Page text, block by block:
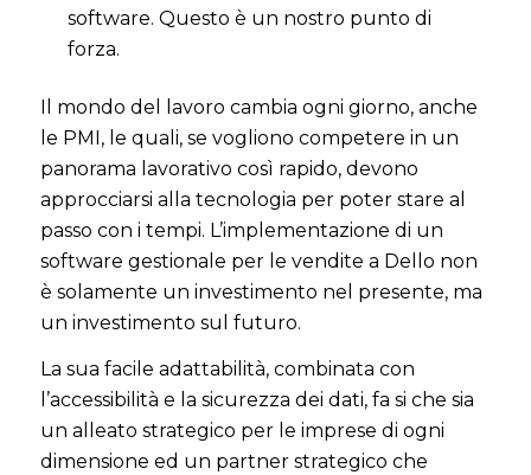
software. Questo è un nostro punto di
forza.
Il mondo del lavoro cambia ogni giorno, anche
le PMI, le quali, se vogliono competere in un
panorama lavorativo così rapido, devono
approcciarsi alla tecnologia per poter stare al
passo con i tempi. L’implementazione di un
software gestionale per le vendite a Dello non
è solamente un investimento nel presente, ma
un investimento sul futuro.
La sua facile adattabilità, combinata con
l’accessibilità e la sicurezza dei dati, fa si che sia
un alleato strategico per le imprese di ogni
dimensione ed un partner strategico che